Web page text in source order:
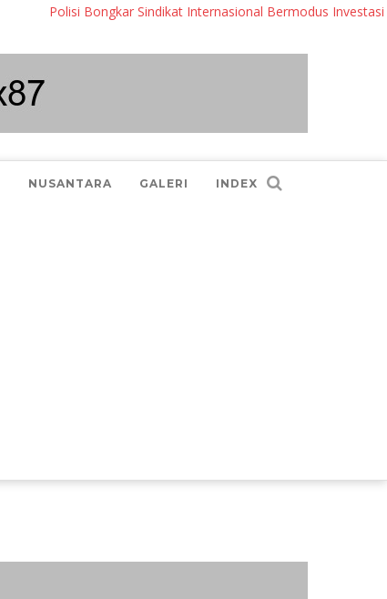
Polisi Bongkar Sindikat Internasional Bermodus Investasi
NUSANTARA GALERI INDEX